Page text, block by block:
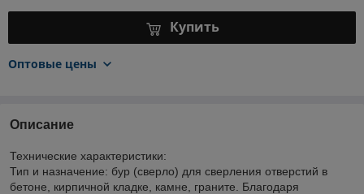
Купить
Оптовые цены
Описание
Технические характеристики:
Тип и назначение: бур (сверло) для сверления отверстий в
бетоне, кирпичной кладке, камне, граните. Благодаря